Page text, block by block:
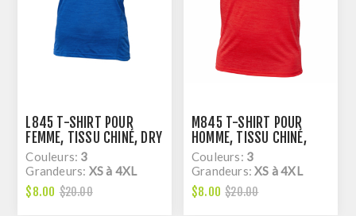
L845 T-SHIRT POUR
FEMME, TISSU CHINÉ, DRY
FIT
Couleurs: 3
Grandeurs: XS à 4XL
$8.00 $20.00
M845 T-SHIRT POUR
HOMME, TISSU CHINÉ,
DRY FIT
Couleurs: 3
Grandeurs:XS à 4XL
$8.00 $20.00